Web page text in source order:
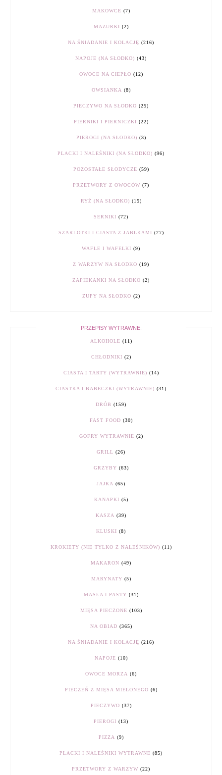
MAKOWCE (7)
MAZURKI (2)
NA ŚNIADANIE I KOLACJĘ (216)
NAPOJE (NA SŁODKO) (43)
OWOCE NA CIEPŁO (12)
OWSIANKA (8)
PIECZYWO NA SŁODKO (25)
PIERNIKI I PIERNICZKI (22)
PIEROGI (NA SŁODKO) (3)
PLACKI I NALEŚNIKI (NA SŁODKO) (96)
POZOSTAŁE SŁODYCZE (59)
PRZETWORY Z OWOCÓW (7)
RYŻ (NA SŁODKO) (15)
SERNIKI (72)
SZARLOTKI I CIASTA Z JABŁKAMI (27)
WAFLE I WAFELKI (9)
Z WARZYW NA SŁODKO (19)
ZAPIEKANKI NA SŁODKO (2)
ZUPY NA SŁODKO (2)
PRZEPISY WYTRAWNE:
ALKOHOLE (11)
CHŁODNIKI (2)
CIASTA I TARTY (WYTRAWNIE) (14)
CIASTKA I BABECZKI (WYTRAWNIE) (31)
DRÓB (159)
FAST FOOD (30)
GOFRY WYTRAWNIE (2)
GRILL (26)
GRZYBY (63)
JAJKA (65)
KANAPKI (5)
KASZA (39)
KLUSKI (8)
KROKIETY (NIE TYLKO Z NALEŚNIKÓW) (11)
MAKARON (49)
MARYNATY (5)
MASŁA I PASTY (31)
MIĘSA PIECZONE (103)
NA OBIAD (365)
NA ŚNIADANIE I KOLACJĘ (216)
NAPOJE (10)
OWOCE MORZA (6)
PIECZEŃ Z MIĘSA MIELONEGO (6)
PIECZYWO (37)
PIEROGI (13)
PIZZA (9)
PLACKI I NALEŚNIKI WYTRAWNE (85)
PRZETWORY Z WARZYW (22)